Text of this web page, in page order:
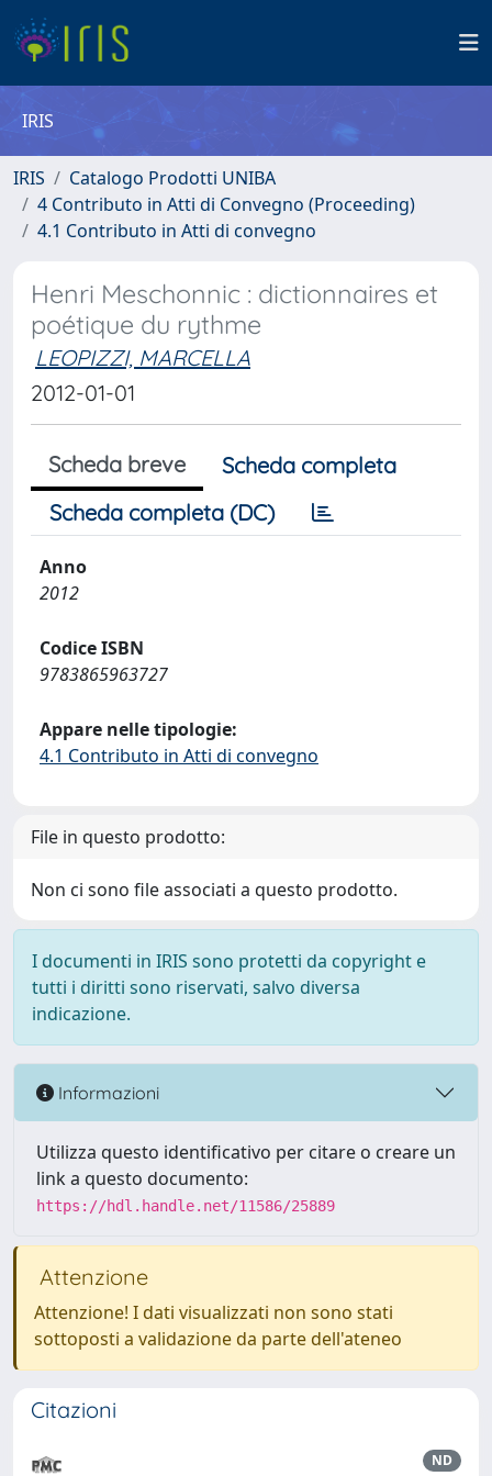
IRIS
IRIS
Catalogo Prodotti UNIBA
4 Contributo in Atti di Convegno (Proceeding)
4.1 Contributo in Atti di convegno
Henri Meschonnic : dictionnaires et
poétique du rythme
LEOPIZZI, MARCELLA
2012-01-01
Scheda breve
Scheda completa
Scheda completa (DC)
Anno
2012
Codice ISBN
9783865963727
Appare nelle tipologie:
4.1 Contributo in Atti di convegno
File in questo prodotto:
Non ci sono file associati a questo prodotto.
I documenti in IRIS sono protetti da copyright e
tutti i diritti sono riservati, salvo diversa
indicazione.
Informazioni
Utilizza questo identificativo per citare o creare un
link a questo documento:
https://hdl.handle.net/11586/25889
Attenzione
Attenzione! I dati visualizzati non sono stati
sottoposti a validazione da parte dell'ateneo
Citazioni
ND